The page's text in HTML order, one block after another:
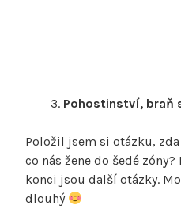
Pohostinství, braň
Položil jsem si otázku,
co nás žene do šedé
konci jsou další otázky.
dlouhý